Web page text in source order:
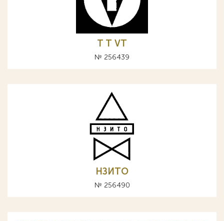
T Т VT
№ 256439
НЗИТО
№ 256490